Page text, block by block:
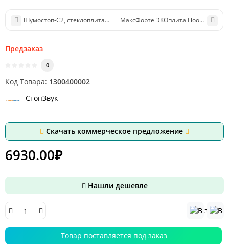
Шумостоп-С2, стеклоплита, 1200х600х20мм, в упак. 10шт. / 7,2м2 /
МаксФорте
Предзаказ
0
Код Товара: 1300400002
СтопЗвук
Скачать коммерческое предложение
6930.00₽
Нашли дешевле
Товар поставляется под заказ